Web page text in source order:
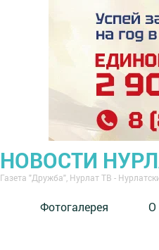
НОВОСТИ
Газета "Дружба", Нурлат ТВ -
Фотогалерея О